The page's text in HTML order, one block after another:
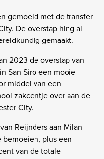
gemoeid met de transfer
De overstap hing al
gemaakt.
2023 de overstap van
San Siro een mooie
middel van een
zakcentje over aan de
City.
Reijnders aan Milan
plus een
van de totale